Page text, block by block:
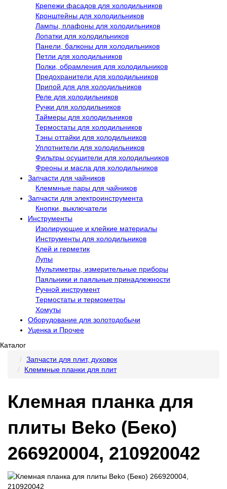
Крепежи фасадов для холодильников
Кронштейны для холодильников
Лампы, плафоны для холодильников
Лопатки для холодильников
Панели, балконы для холодильников
Петли для холодильников
Полки, обрамления для холодильников
Предохранители для холодильников
Припой для для холодильников
Реле для холодильников
Ручки для холодильников
Таймеры для холодильников
Термостаты для холодильников
Тэны оттайки для холодильников
Уплотнители для холодильников
Фильтры осушители для холодильников
Фреоны и масла для холодильников
Запчасти для чайников
Клеммные пары для чайников
Запчасти для электроинструмента
Кнопки, выключатели
Инструменты
Изолирующие и клейкие материалы
Инструменты для холодильников
Клей и герметик
Лупы
Мультиметры, измерительные приборы
Паяльники и паяльные принадлежности
Ручной инструмент
Термостаты и термометры
Хомуты
Оборудование для золотодобычи
Уценка и Прочее
Каталог
Запчасти для плит, духовок
Клеммные планки для плит
Клемная планка для
плиты Beko (Беко)
266920004, 210920042